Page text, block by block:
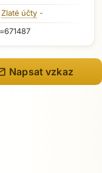
Zlaté účty -
Napsat vzkaz